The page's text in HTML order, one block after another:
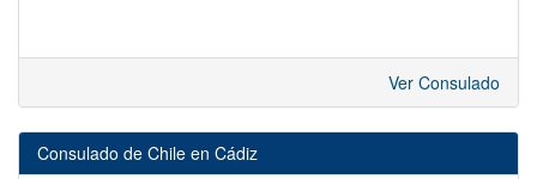
Ver Consulado
Consulado de Chile en Cádiz